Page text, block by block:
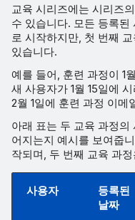
교육 시리즈에는 시리즈
수 있습니다. 모든 등록
로 시작하지만, 첫 번째
있습니다.
예를 들어, 훈련 과정이 1
새 사용자가 1월 15일에
2월 1일에 훈련 과정 이메
아래 표는 두 교육 과정
어지는지 예시를 보여줍
작되며, 두 번째 교육 과
사용자
등록된
날짜